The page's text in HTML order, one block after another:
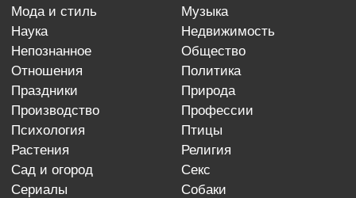
мода и стиль
музыка
наука
недвижимость
непознанное
общество
отношения
политика
праздники
природа
производство
профессии
психология
птицы
растения
религия
сад и огород
секс
сериалы
собаки